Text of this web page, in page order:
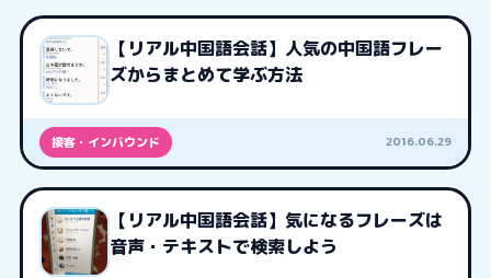
【リアル中国語会話】人気の中国語フレー
ズからまとめて学ぶ方法
接客・インバウンド 2016.06.29
【リアル中国語会話】気になるフレーズは
音声・テキストで検索しよう